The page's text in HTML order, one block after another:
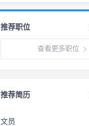
推荐职位
查看更多职位
推荐简历
文员